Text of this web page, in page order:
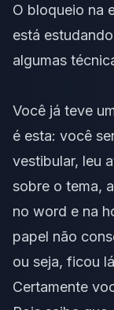
O bloqueio na
está
algumas
Você já teve
é esta: você
vestibular, leu
sobre o tema,
no word e na
papel não
ou seja, ficou
Certamente